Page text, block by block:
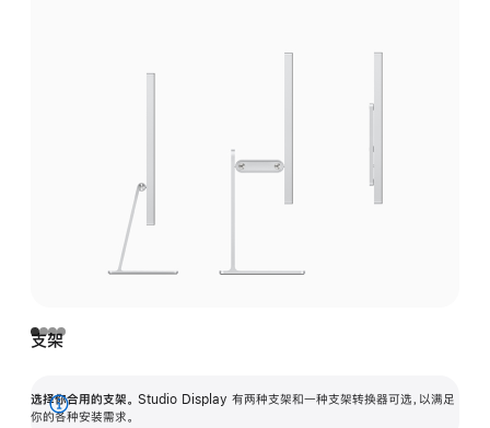
支架
选择你合用的支架。 Studio Display 有两种支架和一种支架转换器可选，以满足
你的各种安装需求。
展